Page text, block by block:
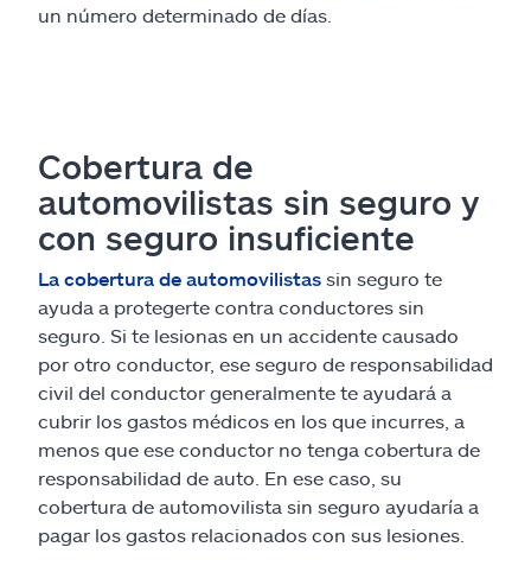
un número determinado de días.
Cobertura de
automovilistas sin seguro y
con seguro insuficiente
La cobertura de automovilistas sin seguro te
ayuda a protegerte contra conductores sin
seguro. Si te lesionas en un accidente causado
por otro conductor, ese seguro de responsabilidad
civil del conductor generalmente te ayudará a
cubrir los gastos médicos en los que incurres, a
menos que ese conductor no tenga cobertura de
responsabilidad de auto. En ese caso, su
cobertura de automovilista sin seguro ayudaría a
pagar los gastos relacionados con sus lesiones.